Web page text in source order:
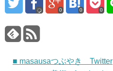
0 0 0
■ masausaつぶやき Twitter